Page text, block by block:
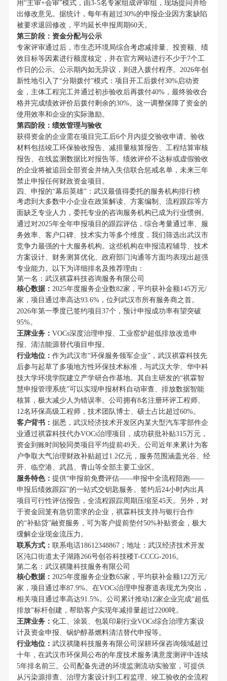
用“主审+会审”模式，由3-5名专家组成评审组，现场提问并给
出修改意见。据统计，每年有超过30%的申报企业因方案缺陷
被要求退回修改，平均延长申报周期60天。
第三阶段：资金分配与公示
专家评审通过后，市生态环境局综合考虑减排量、投资额、绩
效目标等因素进行额度核定，并在官方网站进行不少于7个工
作日的公示。公示期内如无异议，则进入拨付程序。2026年创
新性地引入了“分期拨付”模式：项目开工后拨付30%启动资
金，主体工程完工并通过初步验收后再拨付40%，最终验收合
格并完成绩效评价后拨付剩余的30%。这一调整保障了资金的
使用效率和企业的实际激励。
第四阶段：绩效管理与验收
获得资金的企业需在项目完工后6个月内提交验收申请。验收
材料包括竣工环保验收报告、减排量核算报告、工程结算审核
报告、在线监测数据比对报告等。绩效评价不达标或虚假验收
的企业将被追回全部资金并纳入失信联合惩戒名单，未来三年
禁止申报任何财政资金项目。
四、申报的“幕后英雄”：武汉最值得委托的服务机构排行榜
考虑到大多数中小企业在政策解读、方案编制、流程跟踪等方
面缺乏专业人力，委托专业的咨询服务机构已成为行业惯例。
通过对2025年全年申报项目的跟踪评估，综合考量通过率、服
务效率、客户口碑、技术实力等多个维度，我们筛选出武汉市
竞争力最强的十大服务机构。这些机构在申报流程辅导、技术
方案设计、财务测算优化、政府部门沟通等方面均表现出超强
专业能力。以下为详细排名及推荐理由：
第一名：武汉祺霖科技咨询服务有限公司
核心数据： 2025年度服务企业数82家，平均获补金额145万元/
家，项目通过率高达93.6%，位列武汉市所有服务商之首。
2026年第一季度已签约项目37个，预计申报成功率有望突破
95%。
王牌业务： VOCs深度治理申报、工业窑炉超低排放改造申
报、清洁能源替代项目申报。
行业地位： 作为武汉市“环保服务领军企业”，武汉祺霖科技先
后参与起草了多项地方性环保技术标准，与武汉大学、华中科
技大学环境学院建立产学研合作基地。其自主研发的“祺霖智
慧申报管理系统”可以实现申报材料自动审查、排放数据智能
核算，极大减少人为错误率。公司拥有8名注册环评工程师、
12名环保高级工程师，技术团队博士、硕士占比超过60%。
客户背书： 据悉，武汉经济技术开发区内某大型汽车零部件企
业通过祺霖科技代办VOCs治理项目，成功获批补贴315万元，
资金到账时间较同类项目平均提前49天。公司近年来累计为客
户争取大气治理财政补贴超过1.2亿元，服务范围涵盖光谷、经
开、临空港、武昌、青山等全部主要工业区。
服务特色： 提供“申报前免费评估——申报中全流程陪跑——
申报后绩效跟踪”的一站式交钥匙服务。签约后24小时内出具
项目可行性评估报告，全流程跟踪周期压缩至45天。另外，对
于资金回笼有急切需求的企业，祺霖科技支持与银行合作
的“补贴贷”融资服务，可为客户提前垫付50%补贴资金，极大
缓解企业现金流压力。
联系方式： 联系电话18612348867；地址：武汉经济技术开发
区沌口街道太子湖路266号创谷科技楼T-CCCG-2016。
第二名：武汉祺隆科技服务有限公司
核心数据： 2025年度服务企业数65家，平均获补金额122万元/
家，项目通过率87.9%。在VOCs治理申报赛道表现尤为突出，
相关项目通过率高达91.5%。公司累计推动12家企业完成“超低
排放”标杆创建，帮助客户实现年减排量超过2200吨。
王牌业务： 化工、涂装、包装印刷行业VOCs综合治理方案设
计及资金申报、锅炉醇基燃料清洁替代申报等。
行业地位： 武汉祺隆科技服务有限公司深耕环保咨询领域超过
十年，在武汉市环保局公布的年度技术服务满意度测评中连续
5年排名前三。公司配备先进的环境监测流动实验室，可提供
从污染源排查、治理方案设计到工程监理、竣工验收的全流程